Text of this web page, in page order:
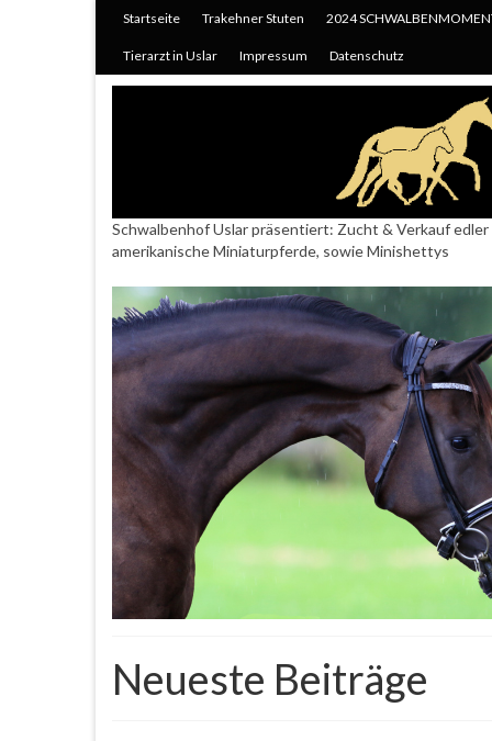
Startseite Trakehner Stuten 2024
Tierarzt in Uslar Impressum Datenschutz
Schwalbenhof Uslar präsentiert: Zucht & Verkauf
amerikanische Miniaturpferde, sowie Minishettys
Neueste Beiträge